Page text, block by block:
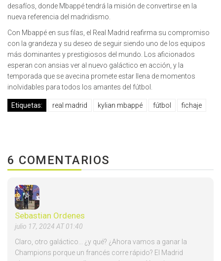
desafíos, donde Mbappé tendrá la misión de convertirse en la
nueva referencia del madridismo.
Con Mbappé en sus filas, el Real Madrid reafirma su compromiso
con la grandeza y su deseo de seguir siendo uno de los equipos
más dominantes y prestigiosos del mundo. Los aficionados
esperan con ansias ver al nuevo galáctico en acción, y la
temporada que se avecina promete estar llena de momentos
inolvidables para todos los amantes del fútbol.
Etiquetas: real madrid kylian mbappé fútbol fichaje
6 COMENTARIOS
Sebastian Ordenes
julio 17, 2024 AT 01:40
Claro, otro galáctico... ¿y qué? ¿Ahora vamos a ganar la
Champions porque un francés corre rápido? El Madrid